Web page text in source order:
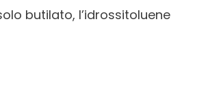
butilato, l’idrossitoluene